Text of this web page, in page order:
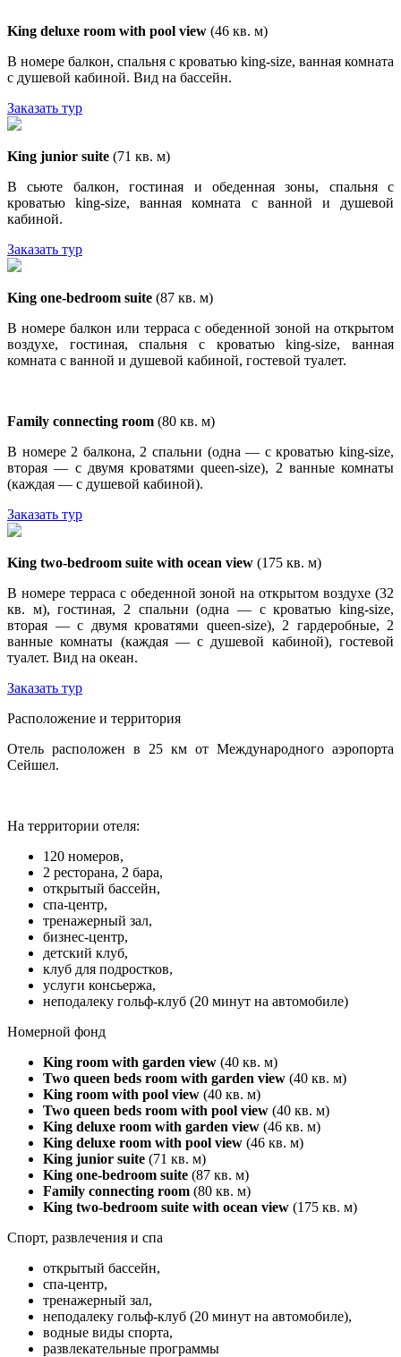
King deluxe room with pool view (46 кв. м)
В номере балкон, спальня с кроватью king-size, ванная комната
с душевой кабиной. Вид на бассейн.
Заказать тур
King junior suite (71 кв. м)
В сьюте балкон, гостиная и обеденная зоны, спальня с
кроватью king-size, ванная комната с ванной и душевой
кабиной.
Заказать тур
King one-bedroom suite (87 кв. м)
В номере балкон или терраса с обеденной зоной на открытом
воздухе, гостиная, спальня с кроватью king-size, ванная
комната с ванной и душевой кабиной, гостевой туалет.
Family connecting room (80 кв. м)
В номере 2 балкона, 2 спальни (одна — с кроватью king-size,
вторая — с двумя кроватями queen-size), 2 ванные комнаты
(каждая — с душевой кабиной).
Заказать тур
King two-bedroom suite with ocean view (175 кв. м)
В номере терраса с обеденной зоной на открытом воздухе (32
кв. м), гостиная, 2 спальни (одна — с кроватью king-size,
вторая — с двумя кроватями queen-size), 2 гардеробные, 2
ванные комнаты (каждая — с душевой кабиной), гостевой
туалет. Вид на океан.
Заказать тур
Расположение и территория
Отель расположен в 25 км от Международного аэропорта
Сейшел.
На территории отеля:
120 номеров,
2 ресторана, 2 бара,
открытый бассейн,
спа-центр,
тренажерный зал,
бизнес-центр,
детский клуб,
клуб для подростков,
услуги консьержа,
неподалеку гольф-клуб (20 минут на автомобиле)
Номерной фонд
King room with garden view (40 кв. м)
Two queen beds room with garden view (40 кв. м)
King room with pool view (40 кв. м)
Two queen beds room with pool view (40 кв. м)
King deluxe room with garden view (46 кв. м)
King deluxe room with pool view (46 кв. м)
King junior suite (71 кв. м)
King one-bedroom suite (87 кв. м)
Family connecting room (80 кв. м)
King two-bedroom suite with ocean view (175 кв. м)
Спорт, развлечения и спа
открытый бассейн,
спа-центр,
тренажерный зал,
неподалеку гольф-клуб (20 минут на автомобиле),
водные виды спорта,
развлекательные программы